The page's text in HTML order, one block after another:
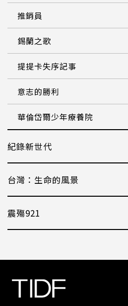
推銷員
錫蘭之歌
提提卡失序記事
意志的勝利
華倫岱爾少年療養院
紀錄新世代
台灣：生命的風景
震殤921